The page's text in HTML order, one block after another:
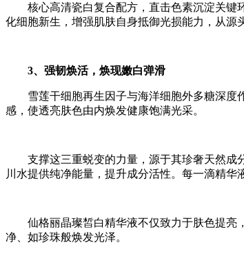
核心高清瓷白复合配方，直击色素沉淀关键
化细胞新生，增强肌肤自身抵御光损能力，从源
3、强韧焕活，焕现嫩白弹滑
雪莲干细胞再生因子与海洋细胞外多糖深
感，使透亮肤色由内焕发健康饱满光采。
支撑这三重蜕变的力量，源于其珍奢天然成
川水提供纯净能量，提升成分活性。每一滴精华
仙格丽晶璨皙白精华液不仅致力于肤色提亮
净、如珍珠般焕发光泽。